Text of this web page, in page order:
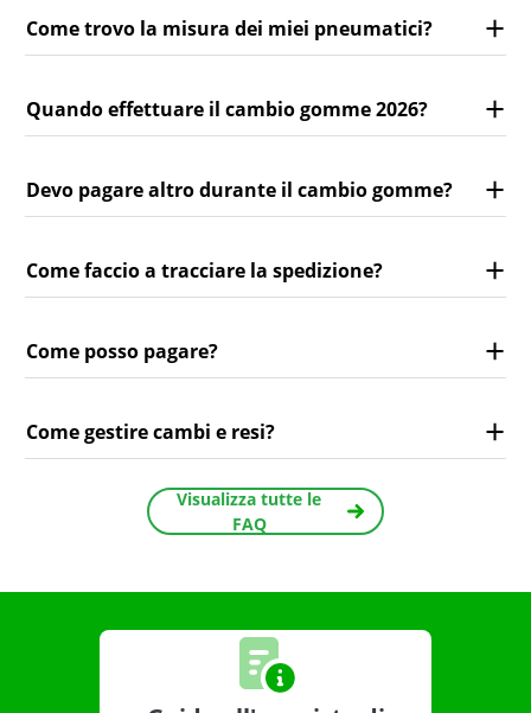
Come trovo la misura dei miei pneumatici?
Quando effettuare il cambio gomme 2026?
Devo pagare altro durante il cambio gomme?
Come faccio a tracciare la spedizione?
Come posso pagare?
Come gestire cambi e resi?
Visualizza tutte le
FAQ